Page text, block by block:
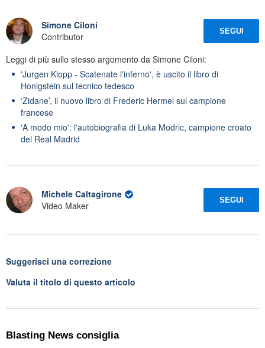
Simone Ciloni
Contributor
SEGUI
Leggi di più sullo stesso argomento da Simone Ciloni:
'Jurgen Klopp - Scatenate l'inferno', è uscito il libro di
Honigstein sul tecnico tedesco
‘Zidane’, il nuovo libro di Frederic Hermel sul campione
francese
'A modo mio': l'autobiografia di Luka Modric, campione croato
del Real Madrid
Michele Caltagirone
Video Maker
SEGUI
Suggerisci una correzione
Valuta il titolo di questo articolo
Blasting News consiglia